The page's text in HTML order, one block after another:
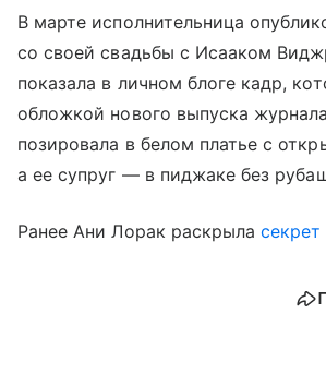
В марте исполнительница
со своей свадьбы с Исааком
показала в личном блоге кадр,
обложкой нового выпуска
позировала в белом платье с
а ее супруг — в пиджаке без
Ранее Ани Лорак раскрыла